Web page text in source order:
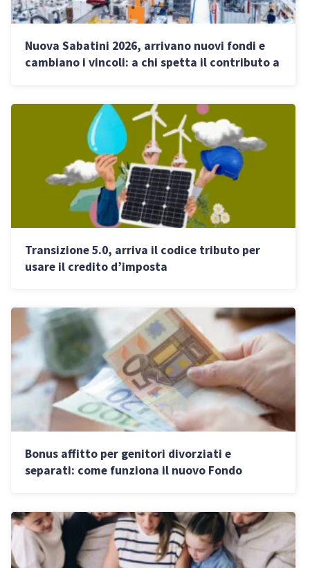
Nuova Sabatini 2026, arrivano nuovi fondi e
cambiano i vincoli: a chi spetta il contributo a
Transizione 5.0, arriva il codice tributo per
usare il credito d’imposta
Bonus affitto per genitori divorziati e
separati: come funziona il nuovo Fondo